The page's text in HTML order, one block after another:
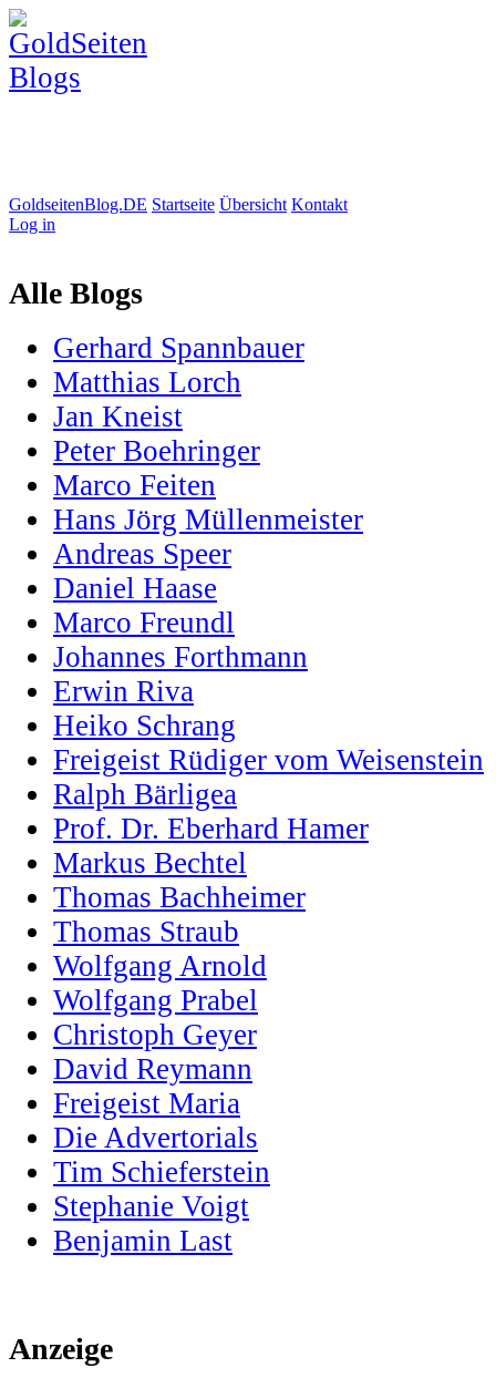
GoldseitenBlog.DE Startseite Übersicht Kontakt
Log in
Alle Blogs
Gerhard Spannbauer
Matthias Lorch
Jan Kneist
Peter Boehringer
Marco Feiten
Hans Jörg Müllenmeister
Andreas Speer
Daniel Haase
Marco Freundl
Johannes Forthmann
Erwin Riva
Heiko Schrang
Freigeist Rüdiger vom Weisenstein
Ralph Bärligea
Prof. Dr. Eberhard Hamer
Markus Bechtel
Thomas Bachheimer
Thomas Straub
Wolfgang Arnold
Wolfgang Prabel
Christoph Geyer
David Reymann
Freigeist Maria
Die Advertorials
Tim Schieferstein
Stephanie Voigt
Benjamin Last
Anzeige